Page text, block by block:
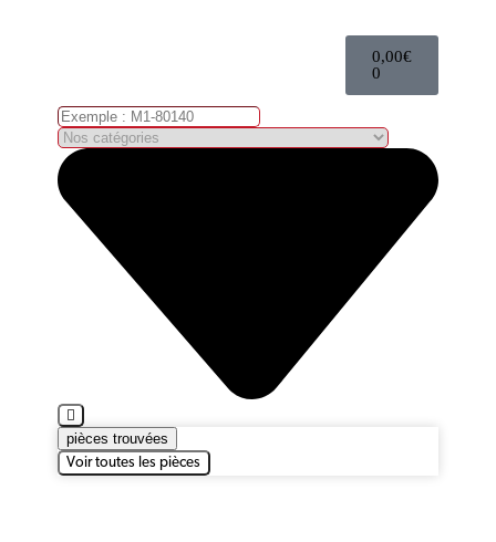
0,00€
0
pièces trouvées
Voir toutes les pièces